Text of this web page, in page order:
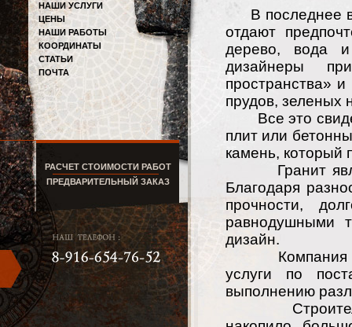
НАШИ УСЛУГИ
ЦЕНЫ
НАШИ РАБОТЫ
КООРДИНАТЫ
СТАТЬИ
ПОЧТА
РАСЧЕТ СТОИМОСТИ РАБОТ
ПРЕДВАРИТЕЛЬНЫЙ ЗАКАЗ
В последнее
отдают
дерево, вода
дизайнеры
пространства»
прудов, зеленых
Все это
плит или
камень,
Гранит
Благодаря
прочности,
равнодушными
дизайн.
Компания
услуги по
выполнению